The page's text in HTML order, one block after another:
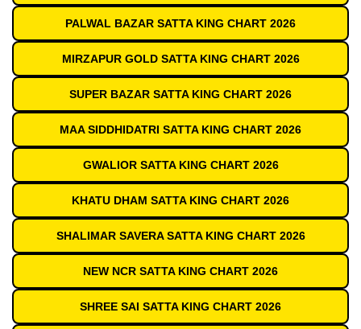
PALWAL BAZAR SATTA KING CHART 2026
MIRZAPUR GOLD SATTA KING CHART 2026
SUPER BAZAR SATTA KING CHART 2026
MAA SIDDHIDATRI SATTA KING CHART 2026
GWALIOR SATTA KING CHART 2026
KHATU DHAM SATTA KING CHART 2026
SHALIMAR SAVERA SATTA KING CHART 2026
NEW NCR SATTA KING CHART 2026
SHREE SAI SATTA KING CHART 2026